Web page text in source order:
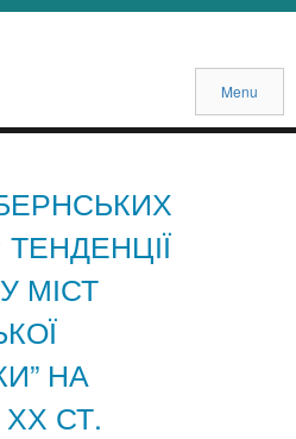
Menu
МІСТ
НА
СТ.